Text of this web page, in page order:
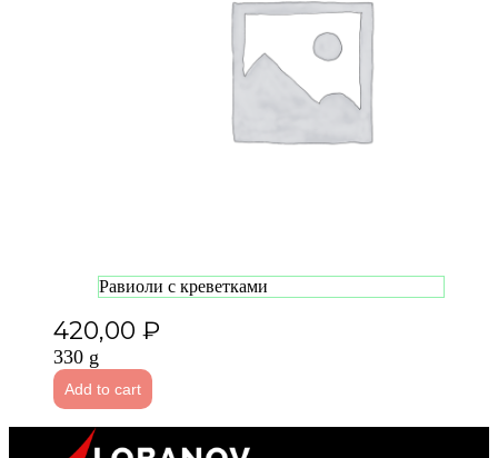
Равиоли с креветками
420,00 ₽
330 g
Add to cart